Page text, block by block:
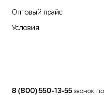
Оптовый прайс
Условия
8 (800) 550-13-55 звонок